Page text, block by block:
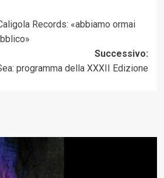
Records: «abbiamo ormai
Successivo:
programma della XXXII Edizione